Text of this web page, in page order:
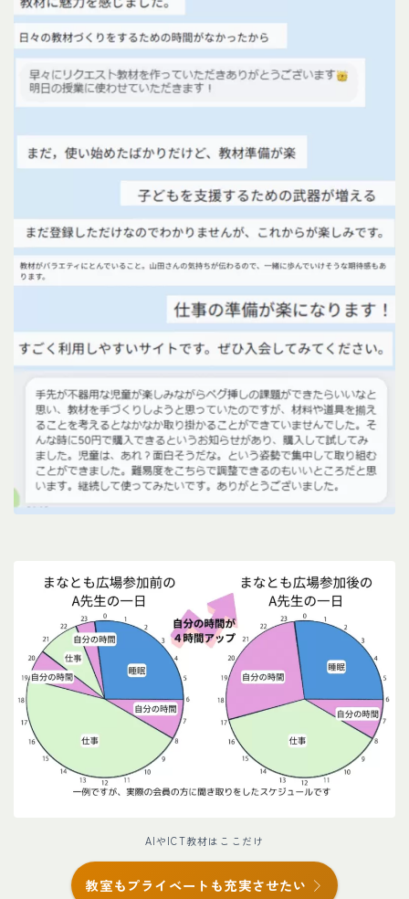
AIやICT教材はここだけ
教室もプライベートも充実させたい